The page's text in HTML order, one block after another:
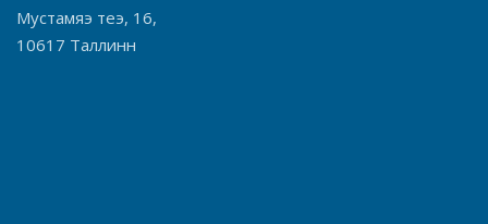
Мустамяэ теэ, 16,
10617 Таллинн